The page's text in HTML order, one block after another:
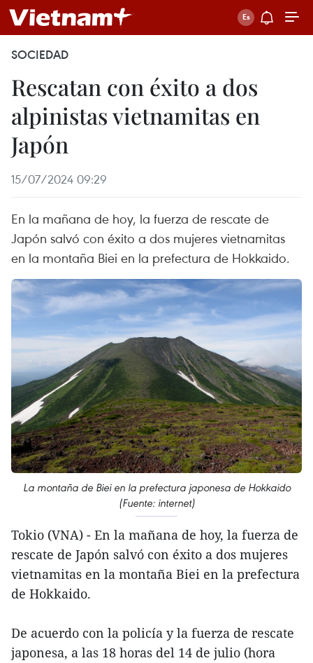
SOCIEDAD
Rescatan con éxito a dos
alpinistas vietnamitas en
Japón
15/07/2024 09:29
En la mañana de hoy, la fuerza de rescate de
Japón salvó con éxito a dos mujeres vietnamitas
en la montaña Biei en la prefectura de Hokkaido.
La montaña de Biei en la prefectura japonesa de Hokkaido
(Fuente: internet)
Tokio (VNA) - En la mañana de hoy, la fuerza de
rescate de Japón salvó con éxito a dos mujeres
vietnamitas en la montaña Biei en la prefectura
de Hokkaido.
De acuerdo con la policía y la fuerza de rescate
japonesa, a las 18 horas del 14 de julio (hora